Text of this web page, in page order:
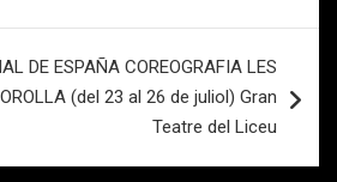
DE ESPAÑA COREOGRAFIA LES
(del 23 al 26 de juliol) Gran
Teatre del Liceu